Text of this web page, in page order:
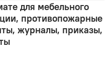
для мебельного
противопожарные
журналы, приказы,